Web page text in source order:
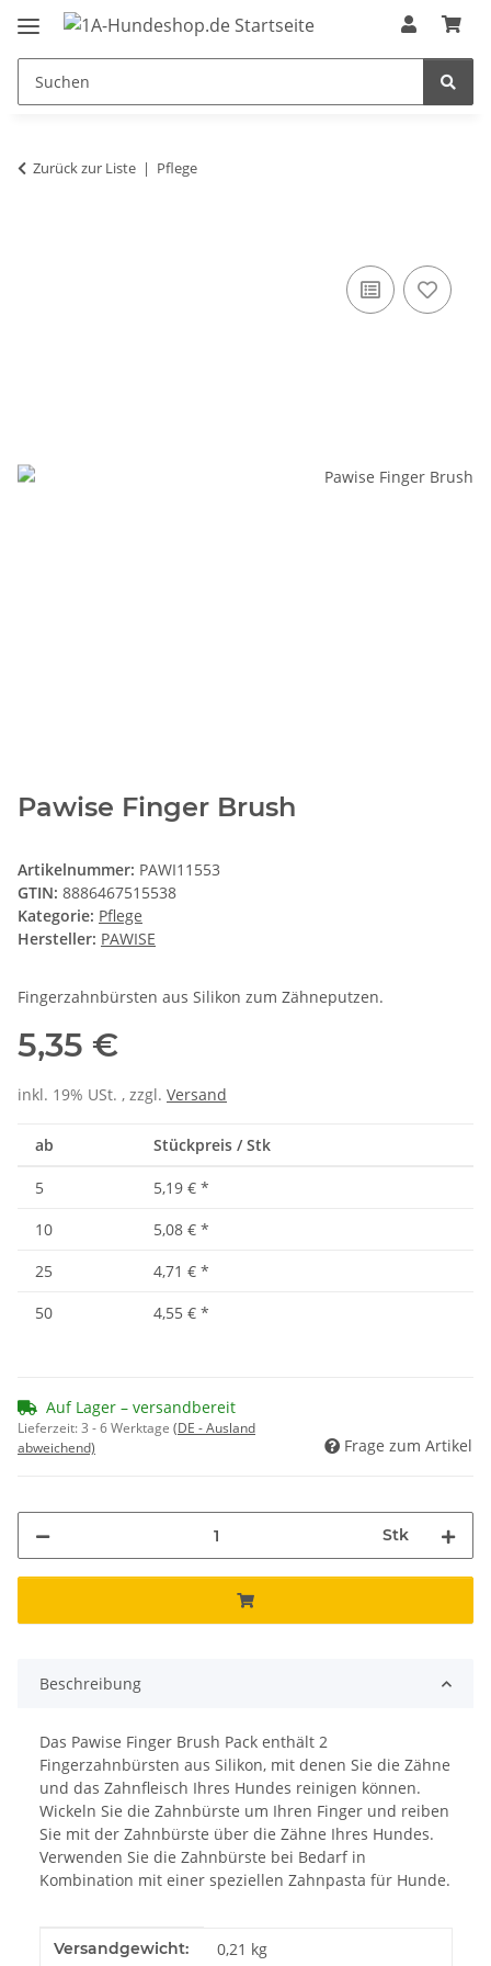
Zurück zur Liste Pflege
Pawise Finger Brush
Artikelnummer: PAWI11553
GTIN: 8886467515538
Kategorie: Pflege
Hersteller: PAWISE
Fingerzahnbürsten aus Silikon zum Zähneputzen.
5,35 €
inkl. 19% USt. , zzgl. Versand
ab Stückpreis / Stk
5 5,19 € *
10
5,08 € *
25
4,71 € *
50
4,55 € *
Auf Lager – versandbereit
Lieferzeit:3 - 6 Werktage (DE - Ausland
abweichend)
Frage zum Artikel
Stk
Beschreibung
Das Pawise Finger Brush Pack enthält 2
Fingerzahnbürsten aus Silikon, mit denen Sie die Zähne
und das Zahnfleisch Ihres Hundes reinigen können.
Wickeln Sie die Zahnbürste um Ihren Finger und reiben
Sie mit der Zahnbürste über die Zähne Ihres Hundes.
Verwenden Sie die Zahnbürste bei Bedarf in
Kombination mit einer speziellen Zahnpasta für Hunde.
Produkteigenschaft
Wert
Versandgewicht: 0,21 kg